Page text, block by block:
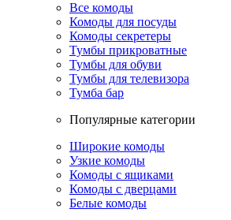
Все комоды
Комоды для посуды
Комоды секретеры
Тумбы прикроватные
Тумбы для обуви
Тумбы для телевизора
Тумба бар
Популярные категории
Широкие комоды
Узкие комоды
Комоды с ящиками
Комоды с дверцами
Белые комоды